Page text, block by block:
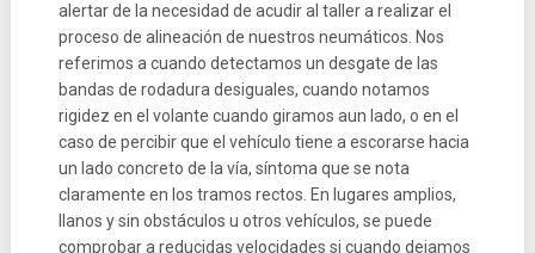
alertar de la necesidad de acudir al taller a realizar el
proceso de alineación de nuestros neumáticos. Nos
referimos a cuando detectamos un desgate de las
bandas de rodadura desiguales, cuando notamos
rigidez en el volante cuando giramos aun lado, o en el
caso de percibir que el vehículo tiene a escorarse hacia
un lado concreto de la vía, síntoma que se nota
claramente en los tramos rectos. En lugares amplios,
llanos y sin obstáculos u otros vehículos, se puede
comprobar a reducidas velocidades si cuando dejamos